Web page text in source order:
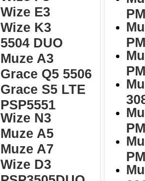
Wize E3
Wize K3
5504 DUO
Muze A3
Grace Q5 5506
Grace S5 LTE
PSP5551
Wize N3
Muze A5
Muze A7
Wize D3